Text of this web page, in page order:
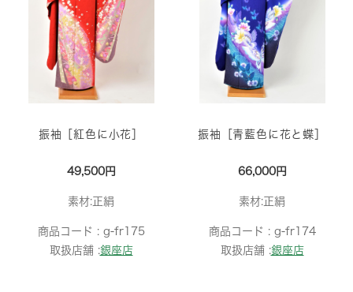
振袖［紅色に小花］
49,500円
素材:正絹
商品コード : g-fr175
取扱店舗 :銀座店
振袖［青藍色に花と蝶］
66,000円
素材:正絹
商品コード : g-fr174
取扱店舗 :銀座店